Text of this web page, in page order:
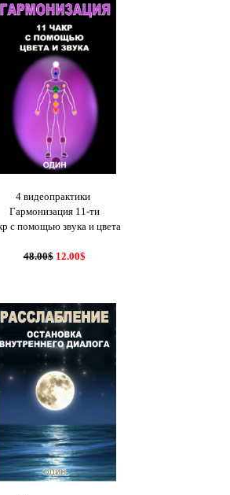
4 видеопрактики
Гармонизация 11-ти
с помощью звука и цвета
48.00$ 12.00$